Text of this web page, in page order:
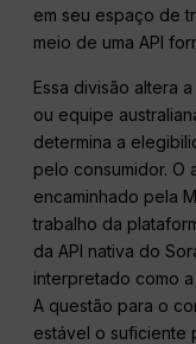
em seu espaço de
meio de uma API
Essa divisão altera
ou equipe
determina a
pelo consumidor. O
encaminhado pela
trabalho da
da API nativa do
interpretado como
A questão para o
estável o suficiente